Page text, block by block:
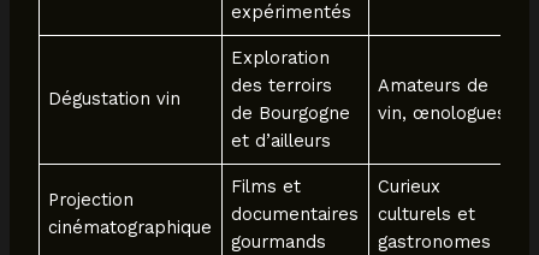
expérimentés
Dégustation vin
Exploration
des terroirs
de Bourgogne
et d’ailleurs
Amateurs de
vin, œnologues
Projection
cinématographique
Films et
documentaires
gourmands
Curieux
culturels et
gastronomes